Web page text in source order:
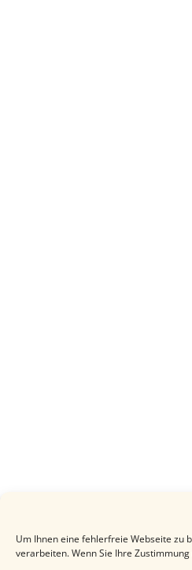
Um Ihnen eine fehlerfreie Webseite zu
verarbeiten. Wenn Sie Ihre